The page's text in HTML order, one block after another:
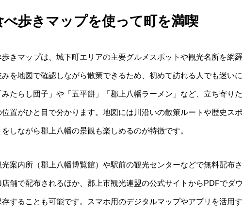
べ歩きマップを使って町を満喫
きマップは、城下町エリアの主要グルメスポットや観光名所を網羅
を地図で確認しながら散策できるため、初めて訪れる人でも迷いに
たらし団子」や「五平餅」「郡上八幡ラーメン」など、立ち寄りた
置がひと目で分かります。地図には川沿いの散策ルートや歴史スポ
しながら郡上八幡の景観も楽しめるのが特徴です。
案内所（郡上八幡博覧館）や駅前の観光センターなどで無料配布さ
舗で配布されるほか、郡上市観光連盟の公式サイトからPDFでダウ
することも可能です。スマホ用のデジタルマップやアプリを活用す